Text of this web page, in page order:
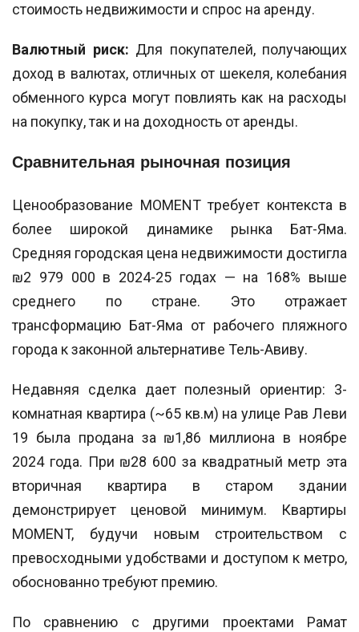
стоимость недвижимости и спрос на аренду.
Валютный риск: Для покупателей, получающих
доход в валютах, отличных от шекеля, колебания
обменного курса могут повлиять как на расходы
на покупку, так и на доходность от аренды.
Сравнительная рыночная позиция
Ценообразование MOMENT требует контекста в
более широкой динамике рынка Бат-Яма.
Средняя городская цена недвижимости достигла
₪2 979 000 в 2024-25 годах — на 168% выше
среднего по стране. Это отражает
трансформацию Бат-Яма от рабочего пляжного
города к законной альтернативе Тель-Авиву.
Недавняя сделка дает полезный ориентир: 3-
комнатная квартира (~65 кв.м) на улице Рав Леви
19 была продана за ₪1,86 миллиона в ноябре
2024 года. При ₪28 600 за квадратный метр эта
вторичная квартира в старом здании
демонстрирует ценовой минимум. Квартиры
MOMENT, будучи новым строительством с
превосходными удобствами и доступом к метро,
обоснованно требуют премию.
По сравнению с другими проектами Рамат